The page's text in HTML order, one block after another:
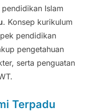
Islam
. Konsep kurikulum
pendidikan
pengetahuan
serta penguatan
Terpadu